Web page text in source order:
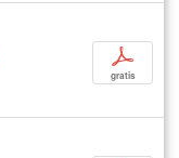
p
gratis